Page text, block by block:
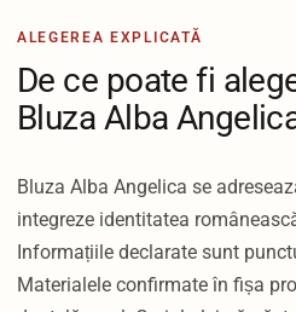
ALEGEREA EXPLICATĂ
De ce poate fi
Bluza Alba
Bluza Alba Angelica se
integreze identitatea
Informațiile declarate sunt
Materialele confirmate în fișa